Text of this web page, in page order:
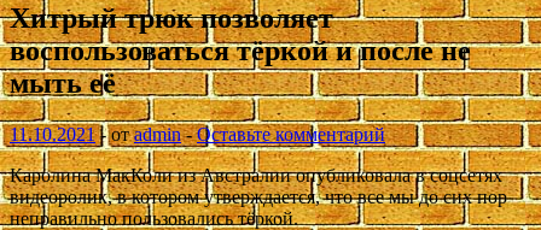
Хитрый трюк позволяет
воспользоваться тёркой и после не
мыть её
11.10.2021-отadmin-Оставьте комментарий
Каролина МакКоли из Австралии опубликовала в соцсетях
видеоролик, в котором утверждается, что все мы до сих пор
неправильно пользовались тёркой.